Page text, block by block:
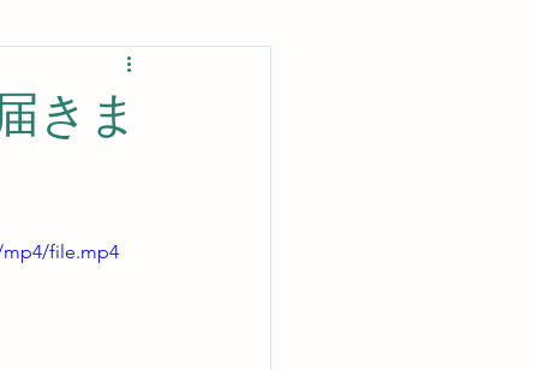
きま
mp4/file.mp4